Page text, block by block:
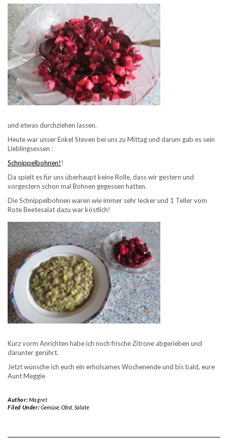
und etwas durchziehen lassen.
Heute war unser Enkel Steven bei uns zu Mittag und darum gab es sein
Lieblingsessen :
Schnippelbohnen!!
Da spielt es für uns überhaupt keine Rolle, dass wir gestern und
vorgestern schon mal Bohnen gegessen hatten.
Die Schnippelbohnen waren wie immer sehr lecker und 1 Teller vom
Rote Beetesalat dazu war köstlich!
Kurz vorm Anrichten habe ich noch frische Zitrone abgerieben und
darunter gerührt.
Jetzt wünsche ich euch ein erholsames Wochenende und bis bald, eure
Aunt Meggie
Author:Magret
Filed Under:Gemüse, Obst, Salate